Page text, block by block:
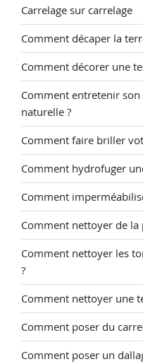
Carrelage sur carrelage
Comment décaper la
Comment décorer une
Comment entretenir
naturelle ?
Comment faire briller
Comment hydrofuger
Comment
Comment nettoyer de
Comment nettoyer les
?
Comment nettoyer une
Comment poser du
Comment poser un